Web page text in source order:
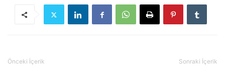
Önceki İçerik Sonraki İçerik